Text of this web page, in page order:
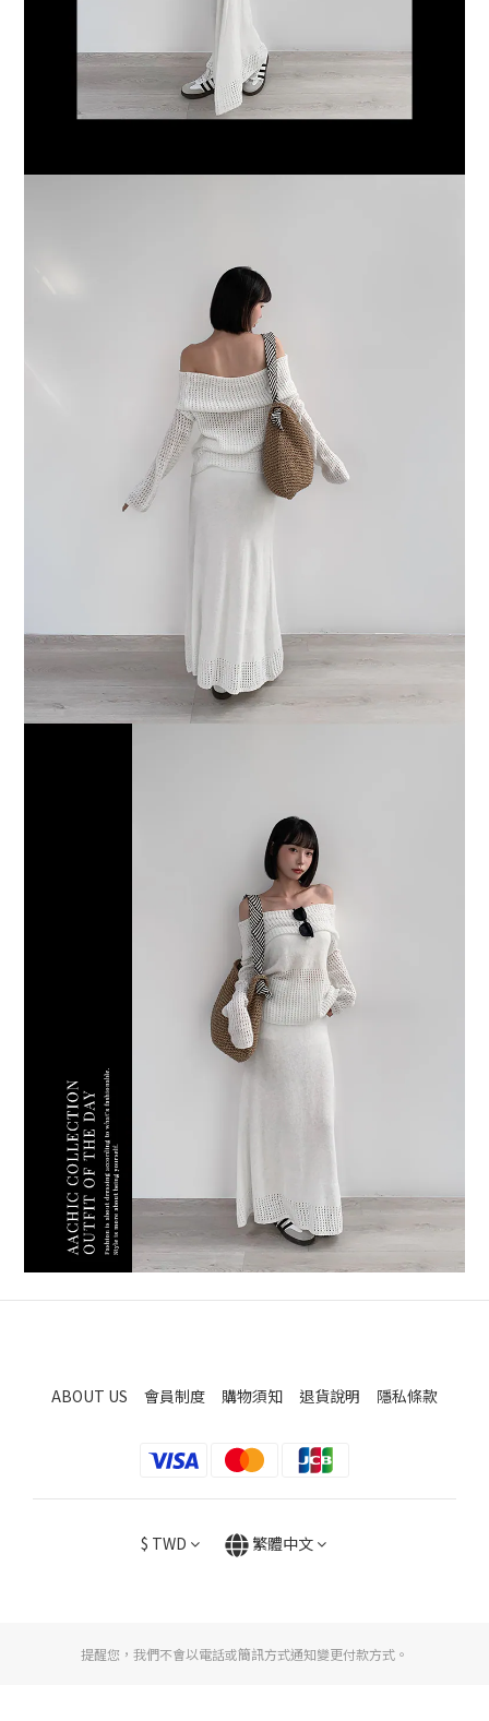
ABOUT US 會員制度 購物須知 退貨說明 隱私條款
$ TWD 繁體中文
提醒您，我們不會以電話或簡訊方式通知變更付款方式。